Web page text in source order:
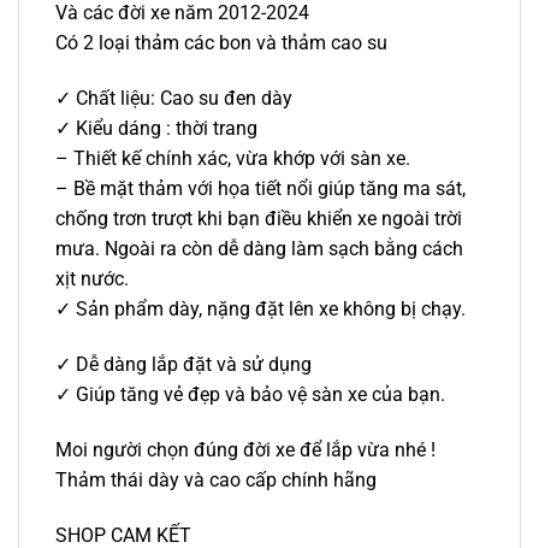
Và các đời xe năm 2012-2024
Có 2 loại thảm các bon và thảm cao su
✓ Chất liệu: Cao su đen dày
✓ Kiểu dáng : thời trang
– Thiết kế chính xác, vừa khớp với sàn xe.
– Bề mặt thảm với họa tiết nổi giúp tăng ma sát,
chống trơn trượt khi bạn điều khiển xe ngoài trời
mưa. Ngoài ra còn dễ dàng làm sạch bằng cách
xịt nước.
✓ Sản phẩm dày, nặng đặt lên xe không bị chạy.
✓ Dễ dàng lắp đặt và sử dụng
✓ Giúp tăng vẻ đẹp và bảo vệ sàn xe của bạn.
Moi người chọn đúng đời xe để lắp vừa nhé !
Thảm thái dày và cao cấp chính hãng
SHOP CAM KẾT